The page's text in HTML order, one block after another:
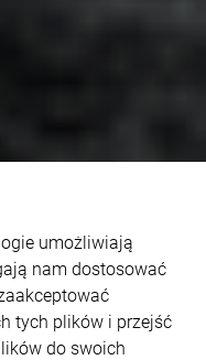
umożliwiają
nam dostosować
tych plików i przejść
do swoich